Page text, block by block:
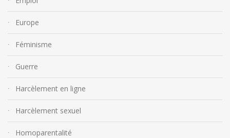
Europe
Féminisme
Guerre
Harcèlement en ligne
Harcèlement sexuel
Homoparentalité